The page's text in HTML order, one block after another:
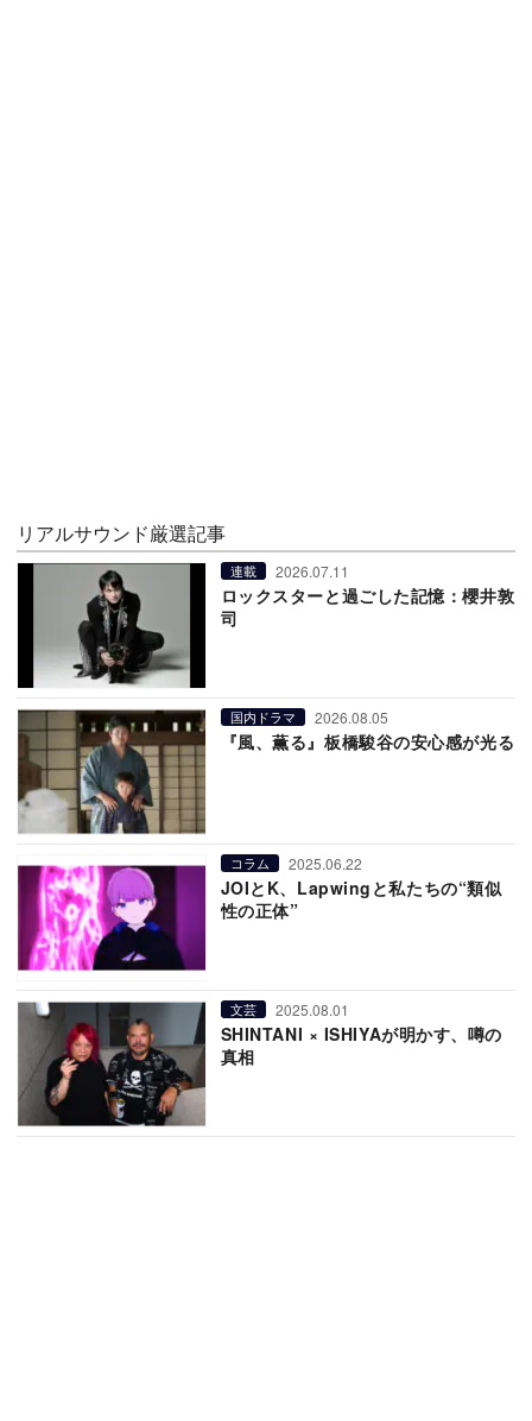
リアルサウンド厳選記事
連載 2026.07.11
ロックスターと過ごした記憶：櫻井敦
司
国内ドラマ 2026.08.05
『風、薫る』板橋駿谷の安心感が光る
コラム 2025.06.22
JOIとK、Lapwingと私たちの“類似
性の正体”
文芸 2025.08.01
SHINTANI × ISHIYAが明かす、噂の
真相